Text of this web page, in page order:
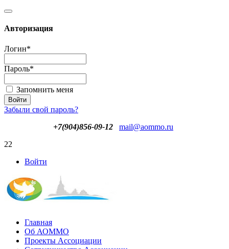
Авторизация
Логин*
Пароль*
Запомнить меня
Забыли свой пароль?
+7(904)856-09-12
mail@aommo.ru
22
Войти
Главная
Об АОММО
Проекты Ассоциации